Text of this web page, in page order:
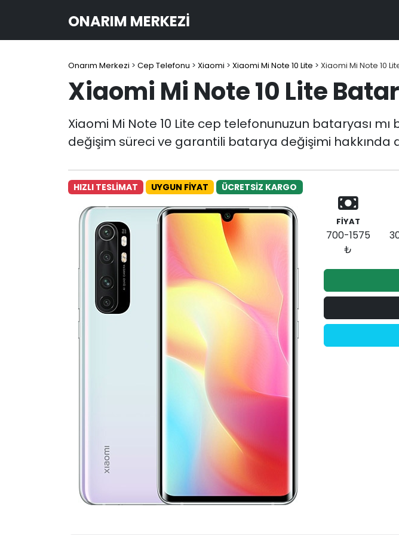
ONARIM MERKEZI
Onarım Merkezi > Cep Telefonu > Xiaomi > Xiaomi Mi Note 10 Lite > Xiaomi Mi Note 10
Xiaomi Mi Note 10 Lite
Xiaomi Mi Note 10 Lite cep telefonunuzun bataryası
değişim süreci ve garantili batarya değişimi hakkında
HIZLI TESLİMAT UYGUN FİYAT ÜCRETSİZ KARGO
FİYAT
700-1575
₺